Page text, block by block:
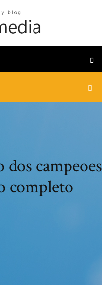
dos campeoes
completo